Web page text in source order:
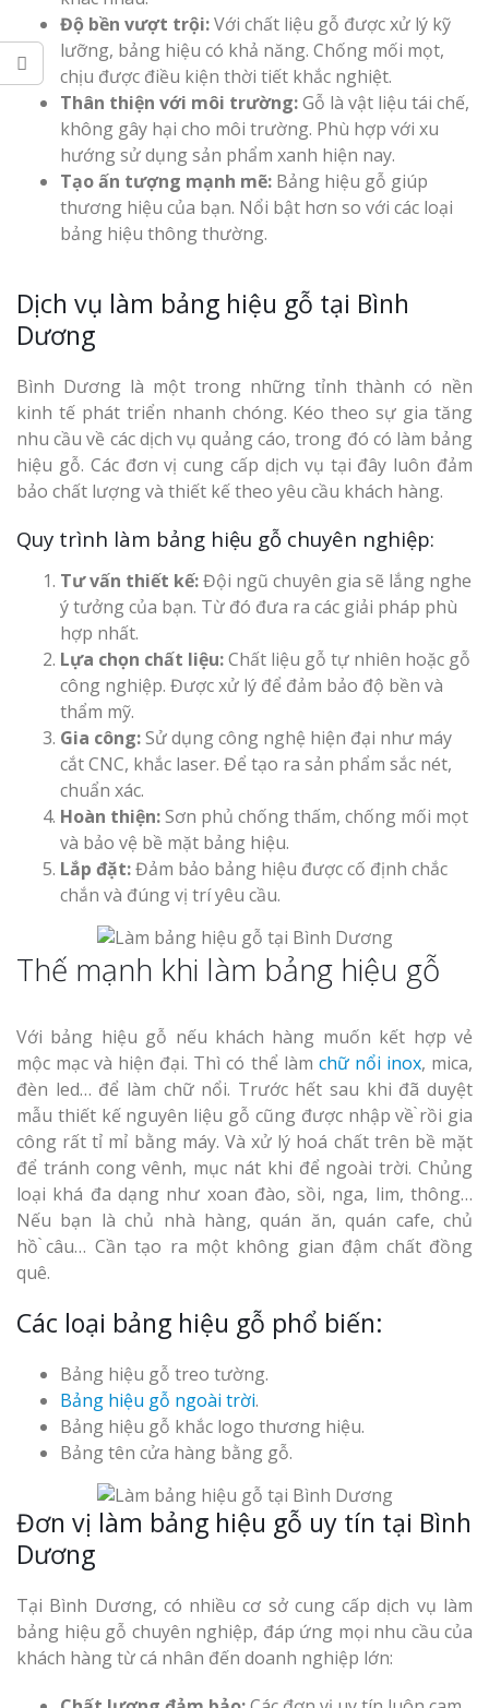
Độ bền vượt trội:Với chất liệu gỗ được xử lý kỹ
lưỡng, bảng hiệu có khả năng. Chống mối mọt,
chịu được điều kiện thời tiết khắc nghiệt.
Thân thiện với môi trường:Gỗ là vật liệu tái chế,
không gây hại cho môi trường. Phù hợp với xu
hướng sử dụng sản phẩm xanh hiện nay.
Tạo ấn tượng mạnh mẽ: Bảng hiệu gỗ giúp
thương hiệu của bạn. Nổi bật hơn so với các loại
bảng hiệu thông thường.
Dịch vụ làm bảng hiệu gỗ tại Bình
Dương
Bình Dương là một trong những tỉnh thành có nền
kinh tế phát triển nhanh chóng. Kéo theo sự gia tăng
nhu cầu về các dịch vụ quảng cáo, trong đó có làm bảng
hiệu gỗ. Các đơn vị cung cấp dịch vụ tại đây luôn đảm
bảo chất lượng và thiết kế theo yêu cầu khách hàng.
Quy trình làm bảng hiệu gỗ chuyên nghiệp:
Tư vấn thiết kế:Đội ngũ chuyên gia sẽ lắng nghe
ý tưởng của bạn. Từ đó đưa ra các giải pháp phù
hợp nhất.
Lựa chọn chất liệu:Chất liệu gỗ tự nhiên hoặc gỗ
công nghiệp. Được xử lý để đảm bảo độ bền và
thẩm mỹ.
Gia công:Sử dụng công nghệ hiện đại như máy
cắt CNC, khắc laser. Để tạo ra sản phẩm sắc nét,
chuẩn xác.
Hoàn thiện:Sơn phủ chống thấm, chống mối mọt
và bảo vệ bề mặt bảng hiệu.
Lắp đặt:Đảm bảo bảng hiệu được cố định chắc
chắn và đúng vị trí yêu cầu.
Thế mạnh khi làm bảng hiệu gỗ
Với bảng hiệu gỗ nếu khách hàng muốn kết hợp vẻ
mộc mạc và hiện đại. Thì có thể làm chữ nổi inox, mica,
đèn led… để làm chữ nổi. Trước hết sau khi đã duyệt
mẫu thiết kế nguyên liệu gỗ cũng được nhập về ̀rồi gia
công rất tỉ mỉ bằng máy. Và xử lý hoá chất trên bề mặt
để tránh cong vênh, mục nát khi để ngoài trời. Chủng
loại khá đa dạng như xoan đào, sồi, nga, lim, thông…
Nếu bạn là chủ nhà hàng, quán ăn, quán cafe, chủ
hồ ̀câu… Cần tạo ra một không gian đậm chất đồng
quê.
Các loại bảng hiệu gỗ phổ biến:
Bảng hiệu gỗ treo tường.
Bảng hiệu gỗ ngoài trời.
Bảng hiệu gỗ khắc logo thương hiệu.
Bảng tên cửa hàng bằng gỗ.
Đơn vị làm bảng hiệu gỗ uy tín tại Bình
Dương
Tại Bình Dương, có nhiều cơ sở cung cấp dịch vụ làm
bảng hiệu gỗ chuyên nghiệp, đáp ứng mọi nhu cầu của
khách hàng từ cá nhân đến doanh nghiệp lớn:
Quả
Làm Hộp
Cáo Tại Vinh Giá Rẻ
Biển Led
Ma Trận
Thi Công
Làm Biển
Mica Tại Vinh Lấy
Làm biển
tại Vinh Nghệ An
Nam Đàn Uy Tín Giá
Làm Biển
Mỹ Phẩm Vinh Thu
Hàng
Top 10 Mẫu
Hiệu Shop
Làm Bảng
Làm Hộp
Mỏng Nghệ
Hút